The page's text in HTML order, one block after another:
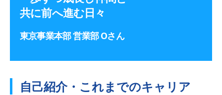
共に前へ進む日々
東京事業本部 営業部 Oさん
自己紹介・これまでのキャリア